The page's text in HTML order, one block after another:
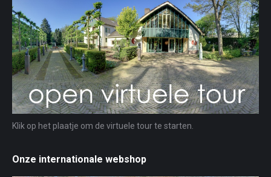
Klik op het plaatje om de virtuele tour te starten.
Onze internationale webshop